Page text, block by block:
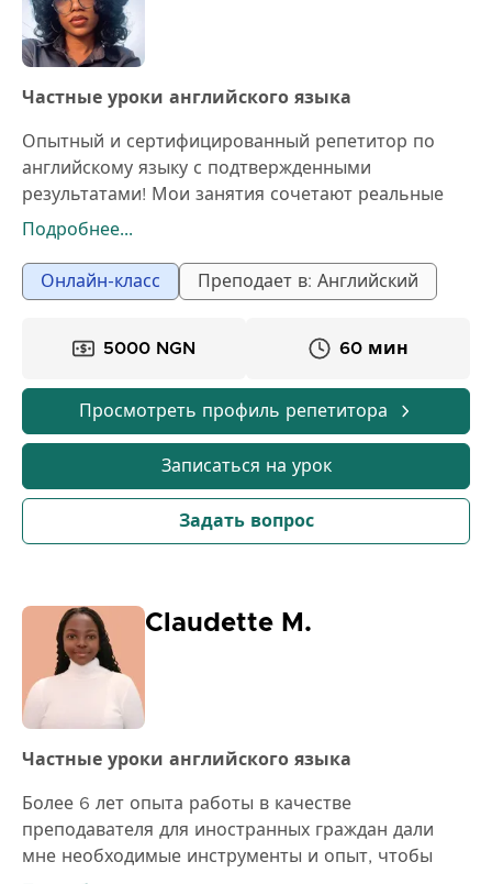
Частные уроки английского языка
Опытный и сертифицированный репетитор по
английскому языку с подтвержденными
результатами! Мои занятия сочетают реальные
разговоры, овладение грамматикой и тренировку
говорящих в свободно говорящих.
Подробнее...
Онлайн-класс Преподает в: Английский
5000 NGN 60 мин
Просмотреть профиль репетитора
Записаться на урок
Задать вопрос
Claudette M.
Частные уроки английского языка
Более 6 лет опыта работы в качестве
преподавателя для иностранных граждан дали
мне необходимые инструменты и опыт, чтобы